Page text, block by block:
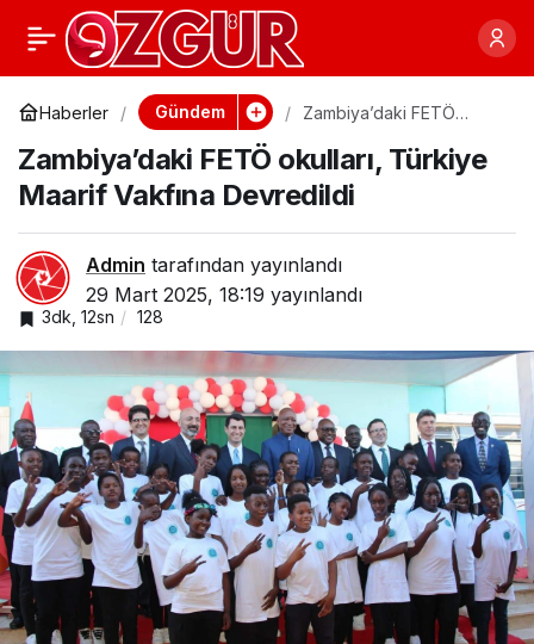
Haberler Gündem
Zambiya’daki FETÖ
Vakfına Devredildi
Zambiya’daki FETÖ okulları, Türkiye
Maarif Vakfına Devredildi
Admin tarafından yayınlandı
29 Mart 2025, 18:19 yayınlandı
3dk, 12sn 128
Denizli’de tefecilik
operasyonunda 2
şüpheli yakalandı
Paylaş